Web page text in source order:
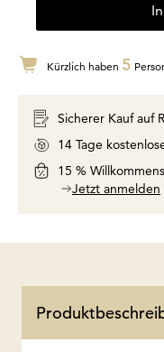
Kürzlich haben 5
Sicherer Kauf auf
14 Tage
15 %
Jetzt anmelden